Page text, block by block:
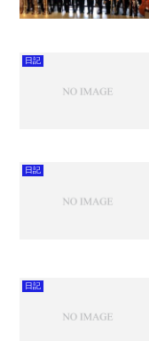
日記
日記
日記